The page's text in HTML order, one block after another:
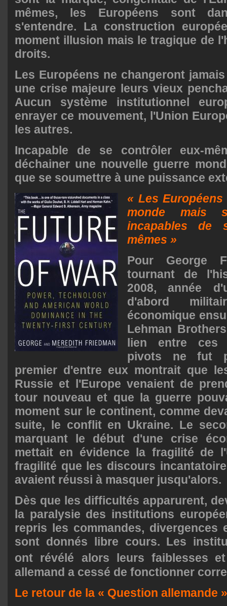
mêmes, les Européens sont
s'entendre. La construction
moment illusion mais le tragique de
droits.
Les Européens ne changeront
une crise majeure leurs vieux
Aucun système institutionnel
enrayer ce mouvement, l'Union
les autres.
Incapable de se contrôler eux-
déchainer une nouvelle guerre
que se soumettre à une puissance
« Les
monde mais
incapables de
mêmes »
Pour George
tournant de
2008, année
d'abord
économique
Lehman
lien entre ces
pivots ne fut
premier d'entre eux montrait que
Russie et l'Europe venaient de
tour nouveau et que la guerre
moment sur le continent, comme
suite, le conflit en Ukraine. Le
marquant le début d'une crise
mettait en évidence la fragilité de
fragilité que les discours
avaient réussi à masquer jusqu'alors.
Dès que les difficultés apparurent,
la paralysie des institutions
repris les commandes, divergences
sont donnés libre cours. Les
ont révélé
alors leurs faiblesses
allemand a cessé de fonctionner
Le retour de la « Question allemande